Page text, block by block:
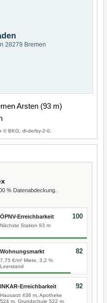
28279 Bremen
Arsten (93 m)
© BKG, dl-de/by-2-0.
% Datenabdeckung.
ÖPNV-Erreichbarkeit
Nächste Station 93 m
100
Wohnungsmarkt
7,75 €/m² Miete, 3,2 %
Leerstand
82
INKAR-Erreichbarkeit
Hausarzt 436 m, Apotheke
524 m, Grundschule 522 m,
92